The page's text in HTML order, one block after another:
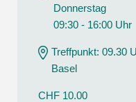
Donnerstag
09:30 - 16:00 Uhr
Treffpunkt: 09.30
Basel
CHF 10.00